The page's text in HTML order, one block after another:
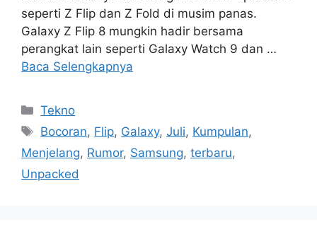
seperti Z Flip dan Z Fold di musim panas.
Galaxy Z Flip 8 mungkin hadir bersama
perangkat lain seperti Galaxy Watch 9 dan …
Baca Selengkapnya
Kategori
Tekno
Tag
Bocoran, Flip, Galaxy,Juli, Kumpulan,
Menjelang, Rumor, Samsung, terbaru,
Unpacked